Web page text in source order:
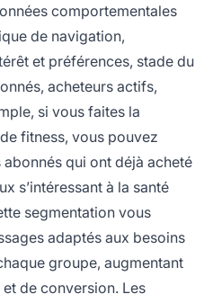
comportementales
de navigation,
et préférences, stade du
acheteurs actifs,
si vous faites la
fitness, vous pouvez
qui ont déjà acheté
s’intéressant à la santé
segmentation vous
adaptés aux besoins
groupe, augmentant
de conversion. Les